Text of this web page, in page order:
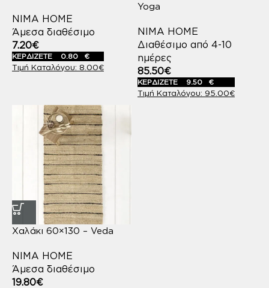
NIMA HOME
Άμεσα διαθέσιμο
8.00€
7.20€
ΚΕΡΔΙΖΕΤΕ 0.80 €
Yoga
NIMA HOME
Διαθέσιμο από 4-10
ημέρες
95.00€
85.50€
ΚΕΡΔΙΖΕΤΕ 9.50 €
Χαλάκι 60×130 – Veda
NIMA HOME
Άμεσα διαθέσιμο
19.80€